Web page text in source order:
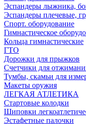
Эспандеры лыжника,
Эспандеры плечевые,
Спорт. оборудование
Гимнастическое
Кольца гимнастические
ГТО
Дорожки для прыжков
Счетчики для
Тумбы, скамьи для
Макеты оружия
ЛЕГКАЯ АТЛЕТИКА
Стартовые колодки
Шиповки
Эстафетные палочки